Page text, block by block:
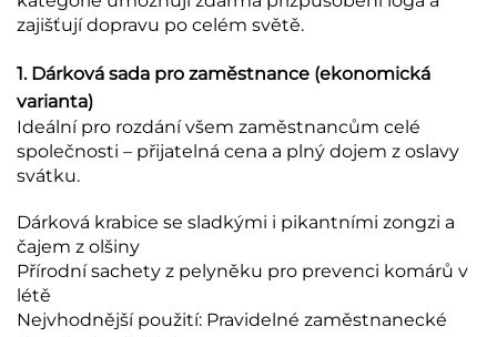
zajišťují dopravu po celém světě.
1. Dárková sada pro zaměstnance (ekonomická
varianta)
Ideální pro rozdání všem zaměstnancům celé
společnosti – přijatelná cena a plný dojem z oslavy
svátku.
Dárková krabice se sladkými i pikantními zongzi a
čajem z olšiny
Přírodní sachety z pelyněku pro prevenci komárů v
létě
Nejvhodnější použití: Pravidelné zaměstnanecké